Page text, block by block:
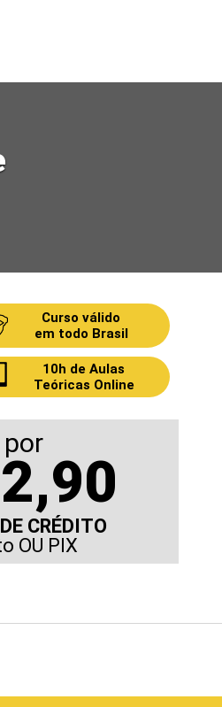
Curso válido
em todo Brasil
10h de Aulas
Teóricas Online
CRÉDITO
OU PIX